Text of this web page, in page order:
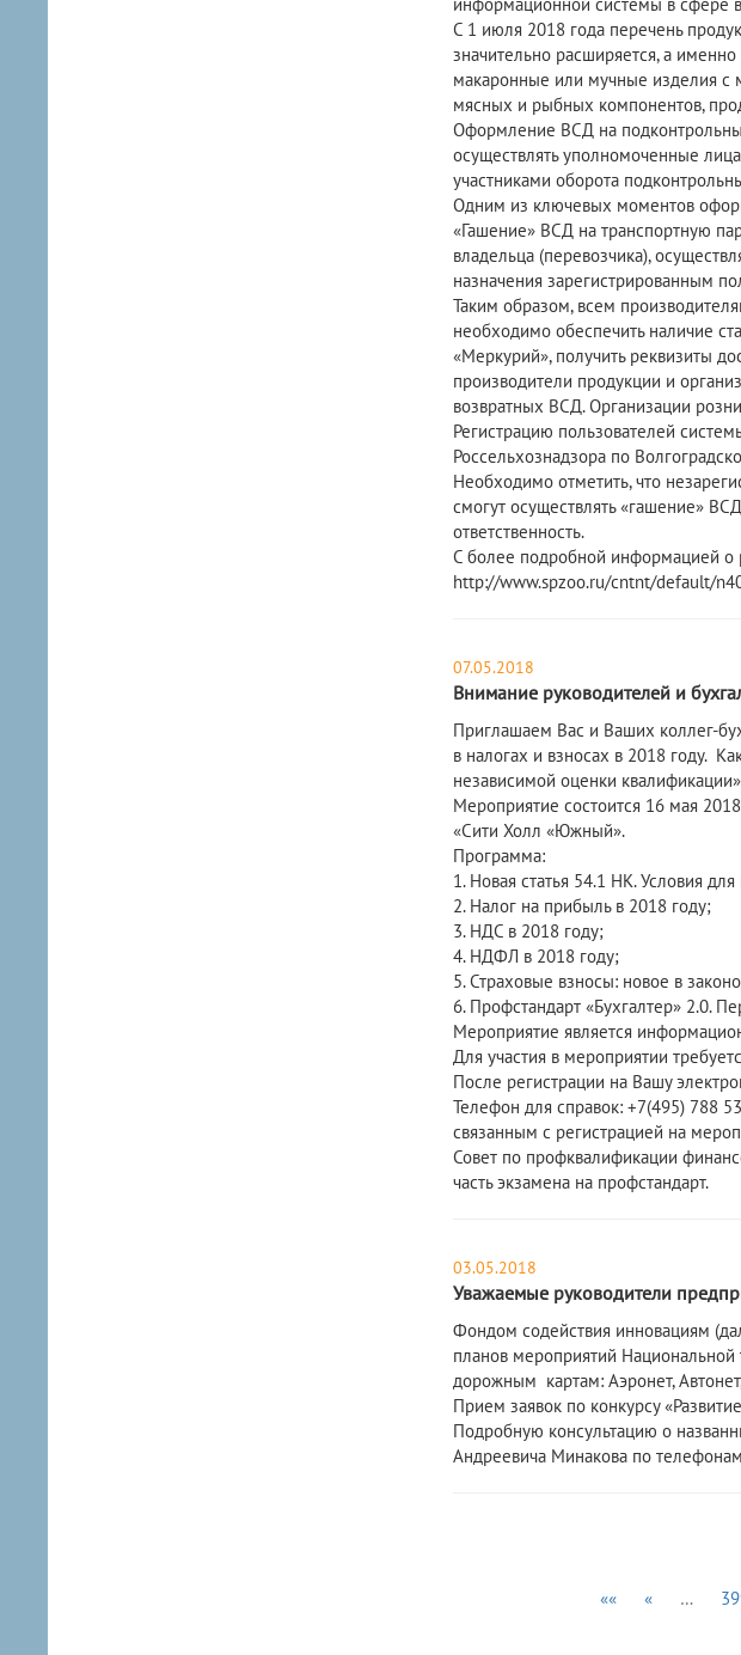
информационной системы в сфере
С 1 июля 2018 года перечень
значительно расширяется, а
макаронные или мучные изделия с
мясных и рыбных компонентов,
Оформление ВСД на
осуществлять уполномоченные
участниками оборота
Одним из ключевых моментов
«Гашение» ВСД на транспортную
владельца (перевозчика),
назначения зарегистрированным
Таким образом, всем
необходимо обеспечить наличие
«Меркурий», получить реквизиты
производители продукции и
возвратных ВСД. Организации
Регистрацию пользователей
Россельхознадзора по
Необходимо отметить, что
смогут осуществлять «гашение»
ответственность.
С более подробной информацией о
http://www.spzoo.ru/cntnt/default/
07.05.2018
Внимание руководителей и
Приглашаем Вас и Ваших коллег-
в налогах и взносах в 2018 году.
независимой оценки
Мероприятие состоится 16 мая
«Сити Холл «Южный».
Программа:
1. Новая статья 54.1 НК. Условия
2. Налог на прибыль в 2018 году;
3. НДС в 2018 году;
4. НДФЛ в 2018 году;
5. Страховые взносы: новое в
6. Профстандарт «Бухгалтер» 2.0.
Мероприятие является
Для участия в мероприятии
После регистрации на Вашу
Телефон для справок: +7(495) 788
связанным с регистрацией на
Совет по профквалификации
часть экзамена на профстандарт.
03.05.2018
Уважаемые руководители
Фондом содействия инновациям
планов мероприятий
дорожным картам: Аэронет,
Прием заявок по конкурсу
Подробную консультацию о
Андреевича Минакова по
«« « …